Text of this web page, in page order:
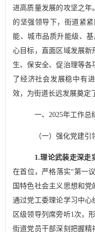
进高质量发展的攻坚之年
的坚强领导下，街道紧紧
能、城市品质升能级、
心目标，直面区域发展新
生、保安全、促治理等
了经济社会发展稳中有
效，为街道长远发展奠定
一、2025年工作总
（一）强化党建
1.理论武装走深走
在首位，严格落实“第一
国特色社会主义思想和党
通过党工委理论学习中心
区级领导列席旁听1次，
街道党员干部深刻把握精